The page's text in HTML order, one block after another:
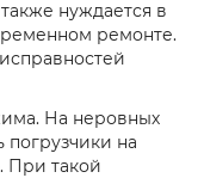
нуждается в
ремонте.
На неровных
погрузчики на
При такой